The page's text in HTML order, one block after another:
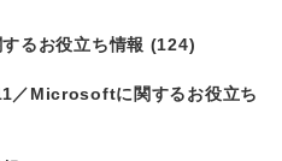
るお役立ち情報 (124)
Microsoftに関するお役立ち